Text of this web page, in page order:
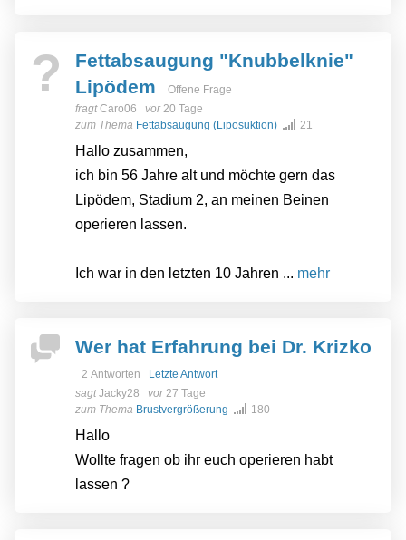
?
Fettabsaugung "Knubbelknie"
Lipödem
Offene Frage
fragtCaro06 vor20 Tage
zum Thema Fettabsaugung (Liposuktion) 21
Hallo zusammen,
ich bin 56 Jahre alt und möchte gern das
Lipödem, Stadium 2, an meinen Beinen
operieren lassen.
Ich war in den letzten 10 Jahren ... mehr
Wer hat Erfahrung bei Dr. Krizko
2 Antworten Letzte Antwort
sagtJacky28 vor27 Tage
zum Thema Brustvergrößerung 180
Hallo
Wollte fragen ob ihr euch operieren habt
lassen ?